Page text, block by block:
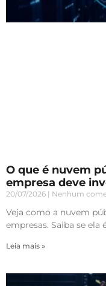
O que é nuvem
empresa deve
20/07/2026 Nenhum
Veja como a nuvem
empresas. Saiba se ela
Leia mais »